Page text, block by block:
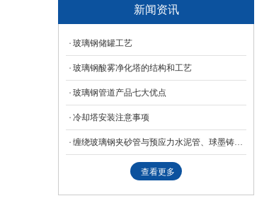
新闻资讯
玻璃钢储罐工艺
玻璃钢酸雾净化塔的结构和工艺
玻璃钢管道产品七大优点
冷却塔安装注意事项
缠绕玻璃钢夹砂管与预应力水泥管、球墨铸铁管的比较分表
查看更多